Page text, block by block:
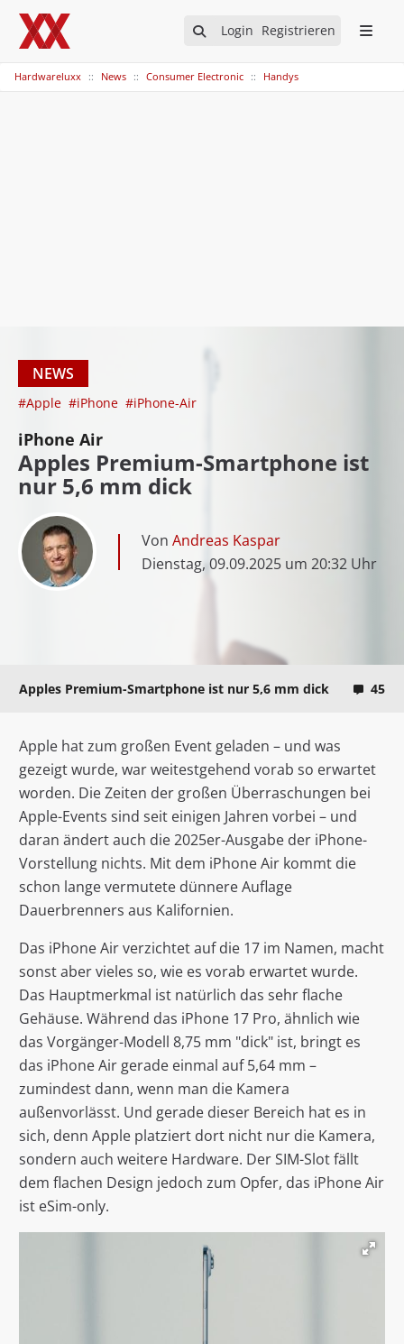
Login Registrieren
Hardwareluxx News Consumer Electronic Handys
NEWS
#Apple #iPhone #iPhone-Air
iPhone Air
Apples Premium-Smartphone ist
nur 5,6 mm dick
Von Andreas Kaspar
Dienstag, 09.09.2025 um 20:32 Uhr
Apples Premium-Smartphone ist nur 5,6 mm dick 45
Apple hat zum großen Event geladen – und was
gezeigt wurde, war weitestgehend vorab so erwartet
worden. Die Zeiten der großen Überraschungen bei
Apple-Events sind seit einigen Jahren vorbei – und
daran ändert auch die 2025er-Ausgabe der iPhone-
Vorstellung nichts. Mit dem iPhone Air kommt die
schon lange vermutete dünnere Auflage
Dauerbrenners aus Kalifornien.
Das iPhone Air verzichtet auf die 17 im Namen, macht
sonst aber vieles so, wie es vorab erwartet wurde.
Das Hauptmerkmal ist natürlich das sehr flache
Gehäuse. Während das iPhone 17 Pro, ähnlich wie
das Vorgänger-Modell 8,75 mm "dick" ist, bringt es
das iPhone Air gerade einmal auf 5,64 mm –
zumindest dann, wenn man die Kamera
außenvorlässt. Und gerade dieser Bereich hat es in
sich, denn Apple platziert dort nicht nur die Kamera,
sondern auch weitere Hardware. Der SIM-Slot fällt
dem flachen Design jedoch zum Opfer, das iPhone Air
ist eSim-only.